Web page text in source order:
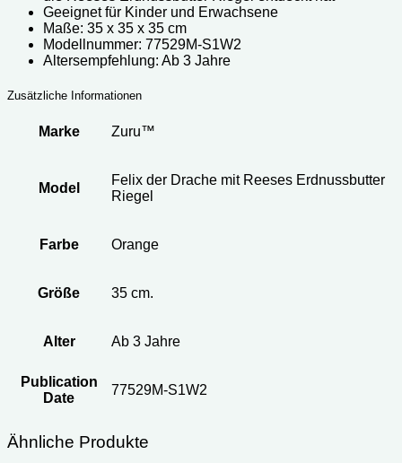
Geeignet für Kinder und Erwachsene
Maße: 35 x 35 x 35 cm
Modellnummer: ‎‎‎‎‎77529M-S1W2
Altersempfehlung: Ab 3 Jahre
Zusätzliche Informationen
Marke Zuru™
Model
Felix der Drache mit Reeses Erdnussbutter
Riegel
Farbe Orange
Größe 35 cm.
Alter Ab 3 Jahre
Publication
Date
77529M-S1W2
Ähnliche Produkte